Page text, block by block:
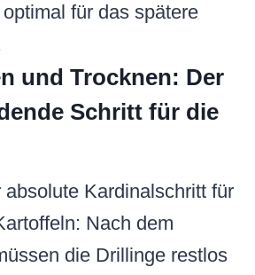
für das spätere
und Trocknen: Der
Schritt für die
absolute Kardinalschritt für
Nach dem
die Drillinge restlos